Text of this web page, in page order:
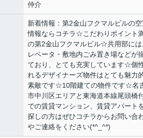
仲介
新着情報：第2金山フクマルビルの
情報ならコチラ☆こだわりポイント
の第2金山フクマルビル☆共用部に
レベータ・敷地内ごみ置き場などが
ており、とても充実しています☆個
れるデザイナーズ物件はとても魅力
素敵です☆10階建ての物件です☆名
市中川区エリアと東海道本線尾頭橋
での賃貸マンション、賃貸アパート
探しの方はぜひコチラからお問い合
やご連絡をください(*^_^*)